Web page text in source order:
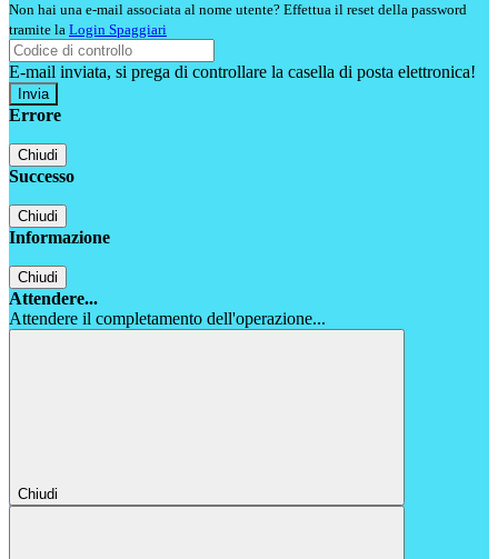
Non hai una e-mail associata al nome utente? Effettua il reset della password
tramite la Login Spaggiari
E-mail inviata, si prega di controllare la casella di posta elettronica!
Errore
Chiudi
Successo
Chiudi
Informazione
Chiudi
Attendere...
Attendere il completamento dell'operazione...
Chiudi